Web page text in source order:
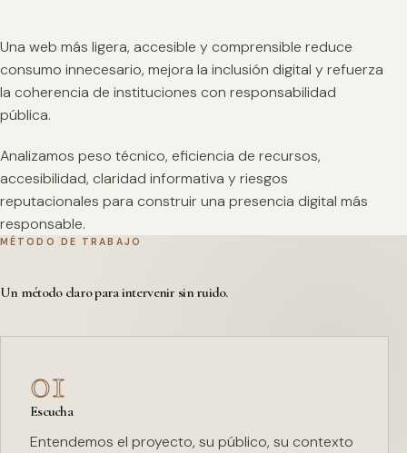
Una web más ligera, accesible y comprensible reduce
consumo innecesario, mejora la inclusión digital y refuerza
la coherencia de instituciones con responsabilidad
pública.
Analizamos peso técnico, eficiencia de recursos,
accesibilidad, claridad informativa y riesgos
reputacionales para construir una presencia digital más
responsable.
MÉTODO DE TRABAJO
Un método claro para intervenir sin ruido.
01
Escucha
Entendemos el proyecto, su público, su contexto